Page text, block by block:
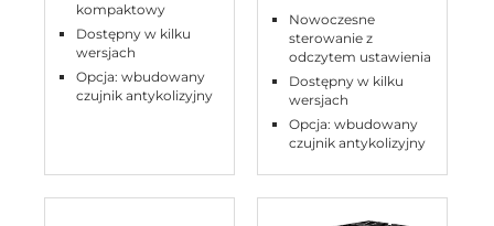
kompaktowy
Dostępny w kilku
wersjach
Opcja: wbudowany
czujnik antykolizyjny
Nowoczesne
sterowanie z
odczytem ustawienia
Dostępny w kilku
wersjach
Opcja: wbudowany
czujnik antykolizyjny